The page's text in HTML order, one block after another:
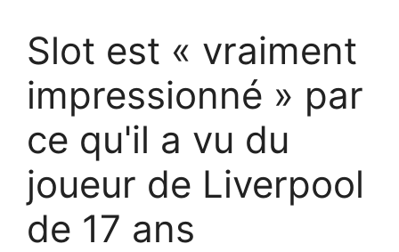
Slot est « vraiment
impressionné » par
ce qu'il a vu du
joueur de Liverpool
de 17 ans